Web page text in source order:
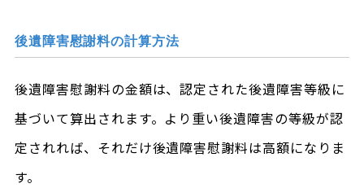
後遺障害慰謝料の計算方法
後遺障害慰謝料の金額は、認定された後遺障害等級に
基づいて算出されます。より重い後遺障害の等級が認
定されれば、それだけ後遺障害慰謝料は高額になりま
す。